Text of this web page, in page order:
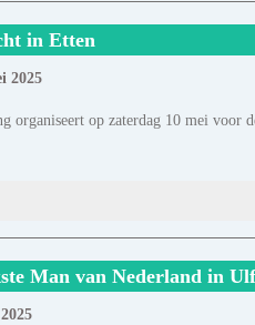
in Etten
2025
organiseert op zaterdag 10 mei
Man van Nederland in